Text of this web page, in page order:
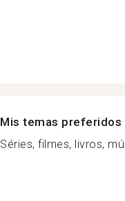
Mis temas preferidos
Séries, filmes, livros,